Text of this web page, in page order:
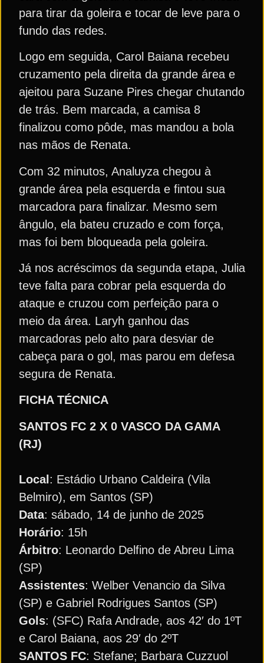
para tirar da goleira e tocar de leve para o
fundo das redes.
Logo em seguida, Carol Baiana recebeu
cruzamento pela direita da grande área e
ajeitou para Suzane Pires chegar chutando
de trás. Bem marcada, a camisa 8
finalizou como pôde, mas mandou a bola
nas mãos de Renata.
Com 32 minutos, Analuyza chegou à
grande área pela esquerda e fintou sua
marcadora para finalizar. Mesmo sem
ângulo, ela bateu cruzado e com força,
mas foi bem bloqueada pela goleira.
Já nos acréscimos da segunda etapa, Julia
teve falta para cobrar pela esquerda do
ataque e cruzou com perfeição para o
meio da área. Laryh ganhou das
marcadoras pelo alto para desviar de
cabeça para o gol, mas parou em defesa
segura de Renata.
FICHA TÉCNICA
SANTOS FC 2 X 0 VASCO DA GAMA
(RJ)
Local : Estádio Urbano Caldeira (Vila
Belmiro), em Santos (SP)
Data: sábado, 14 de junho de 2025
Horário: 15h
Árbitro: Leonardo Delfino de Abreu Lima
(SP)
Assistentes: Welber Venancio da Silva
(SP) e Gabriel Rodrigues Santos (SP)
Gols: (SFC) Rafa Andrade, aos 42′ do 1ºT
e Carol Baiana, aos 29′ do 2ºT
SANTOS FC: Stefane; Barbara Cuzzuol